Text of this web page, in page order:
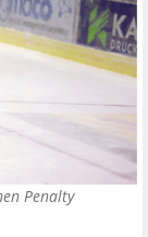
Penalty